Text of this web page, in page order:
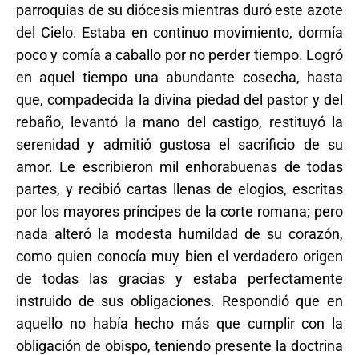
parroquias de su diócesis mientras duró este azote
del Cielo. Estaba en continuo movimiento, dormía
poco y comía a caballo por no perder tiempo. Logró
en aquel tiempo una abundante cosecha, hasta
que, compadecida la divina piedad del pastor y del
rebaño, levantó la mano del castigo, restituyó la
serenidad y admitió gustosa el sacrificio de su
amor. Le escribieron mil enhorabuenas de todas
partes, y recibió cartas llenas de elogios, escritas
por los mayores príncipes de la corte romana; pero
nada alteró la modesta humildad de su corazón,
como quien conocía muy bien el verdadero origen
de todas las gracias y estaba perfectamente
instruido de sus obligaciones. Respondió que en
aquello no había hecho más que cumplir con la
obligación de obispo, teniendo presente la doctrina